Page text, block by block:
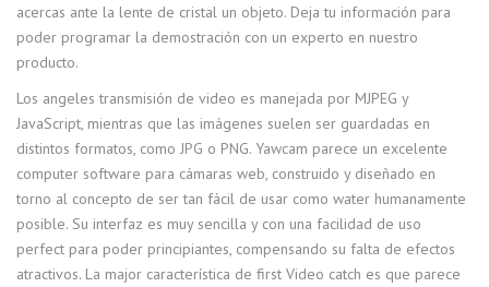
acercas ante la lente de cristal un objeto. Deja tu información para
poder programar la demostración con un experto en nuestro
producto.
Los angeles transmisión de video es manejada por MJPEG y
JavaScript, mientras que las imágenes suelen ser guardadas en
distintos formatos, como JPG o PNG. Yawcam parece un excelente
computer software para cámaras web, construido y diseñado en
torno al concepto de ser tan fácil de usar como water humanamente
posible. Su interfaz es muy sencilla y con una facilidad de uso
perfect para poder principiantes, compensando su falta de efectos
atractivos. La major característica de first Video catch es que parece